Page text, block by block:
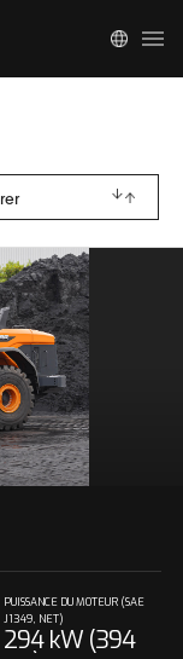
PUISSANCE DU MOTEUR (SAE
J1349, NET)
294 kW (394